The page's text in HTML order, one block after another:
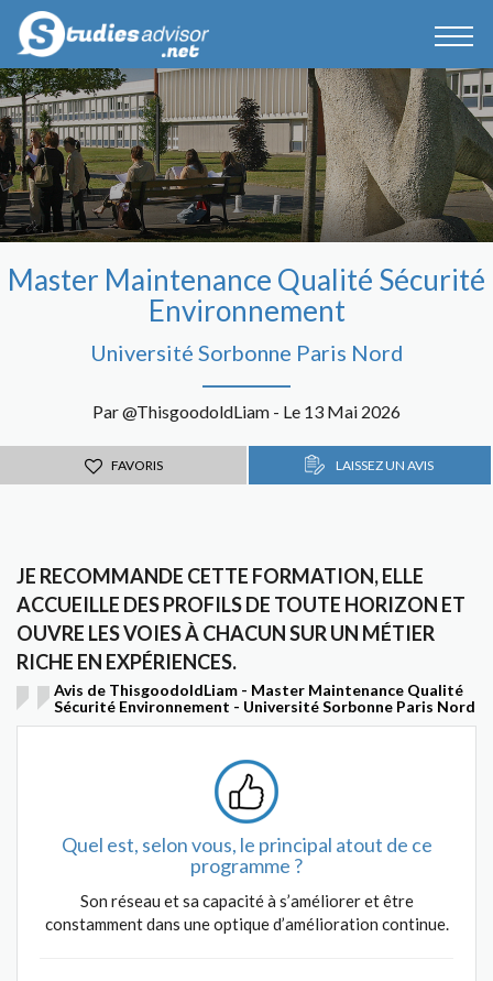
Master Maintenance Qualité Sécurité
Environnement
Université Sorbonne Paris Nord
Par @ThisgoodoldLiam - Le 13 Mai 2026
FAVORIS LAISSEZ UN AVIS
JE RECOMMANDE CETTE FORMATION, ELLE
ACCUEILLE DES PROFILS DE TOUTE HORIZON ET
OUVRE LES VOIES À CHACUN SUR UN MÉTIER
RICHE EN EXPÉRIENCES.
Avis de ThisgoodoldLiam - Master Maintenance Qualité
Sécurité Environnement - Université Sorbonne Paris Nord
Quel est, selon vous, le principal atout de ce
programme ?
Son réseau et sa capacité à s’améliorer et être
constamment dans une optique d’amélioration continue.